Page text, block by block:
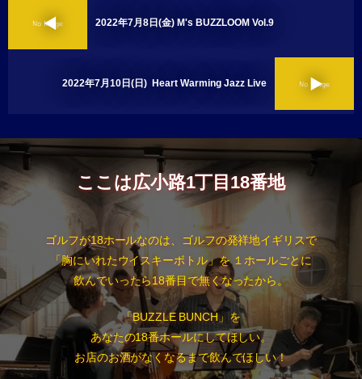
2022年7月8日(金) M's BUZZLOOM Vol.9
2022年7月10日(日) Heart Warming Jazz Live
ここは広小路1丁目18番地
ゴルフが18ホールなのは、ゴルフの発祥地イギリスで
「胸にいれたウイスキーボトル」を １ホールごとに
飲んでいったら18番目で無くなったから。
「BUZZLE BUNCH」を
あなたの18番ホールにしてほしい。
お店のお酒がなくなるまで飲んでほしい！